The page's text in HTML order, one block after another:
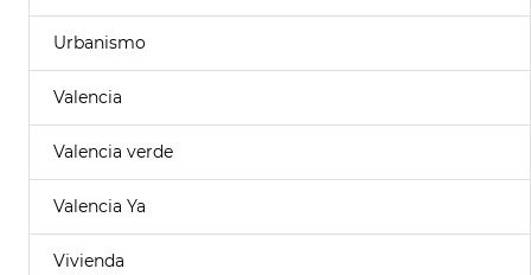
Urbanismo
Valencia
Valencia verde
Valencia Ya
Vivienda